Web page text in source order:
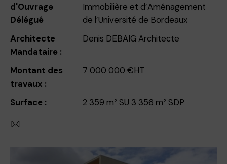
d'Ouvrage
Délégué
Immobilière et d’Aménagement
de l’Université de Bordeaux
Architecte
Mandataire :
Denis DEBAIG Architecte
Montant des
travaux :
7 000 000 €HT
Surface : 2 359 m² SU 3 356 m² SDP